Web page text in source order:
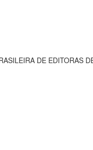
DE EDITORAS